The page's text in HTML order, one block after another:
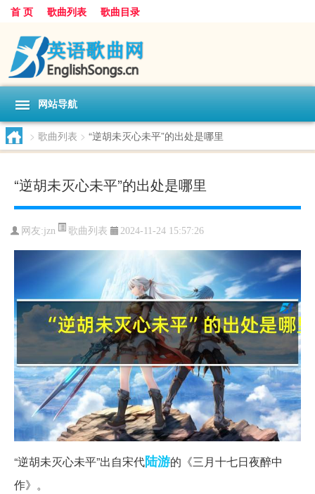
首 页 歌曲列表 歌曲目录
网站导航
> 歌曲列表 > “逆胡未灭心未平”的出处是哪里
“逆胡未灭心未平”的出处是哪里
网友:jzn 歌曲列表 2024-11-24 15:57:26
“逆胡未灭心未平”出自宋代陆游的《三月十七日夜醉中
作》。